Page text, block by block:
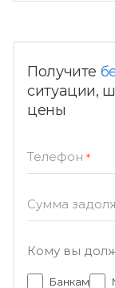
Получите
ситуации,
цены
Телефон *
Сумма
Кому вы
Банкам